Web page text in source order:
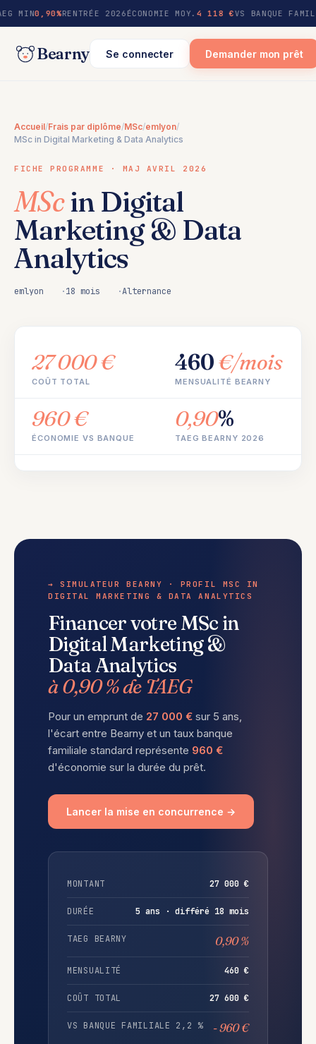
contenu
MIN0,90%RENTRÉE 2026 ÉCONOMIE MOY. 4 118 €VS BANQUE
Bearny Se connecter Demander mon prêt
Accueil/Frais par diplôme/MSc/emlyon/
MSc in Digital Marketing & Data Analytics
FICHE PROGRAMME · MAJ AVRIL 2026
MScin Digital
Marketing & Data
Analytics
emlyon 18 mois Alternance
27 000 €
COÛT TOTAL
460€/mois
MENSUALITÉ BEARNY
960 €
ÉCONOMIE VS BANQUE
0,90%
TAEG BEARNY 2026
→ SIMULATEUR BEARNY · PROFIL MSC IN
DIGITAL MARKETING & DATA ANALYTICS
Financer votre MSc in
Digital Marketing &
Data Analytics
à 0,90 % de TAEG
Pour un emprunt de 27 000 € sur 5 ans,
l'écart entre Bearny et un taux banque
familiale standard représente 960 €
d'économie sur la durée du prêt.
Lancer la mise en concurrence →
MONTANT 27 000 €
DURÉE 5 ans · différé 18 mois
TAEG BEARNY 0,90 %
MENSUALITÉ 460 €
COÛT TOTAL 27 600 €
VS BANQUE FAMILIALE 2,2 % - 960 €